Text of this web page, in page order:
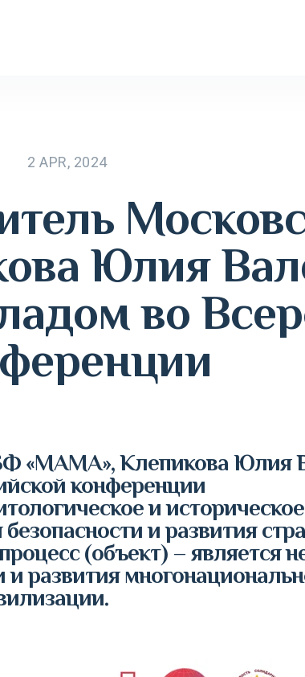
2 APR, 2024
Юлия
во
«МАМА», Клепикова Юлия
конференции
и
и развития
(объект) – является
и развития